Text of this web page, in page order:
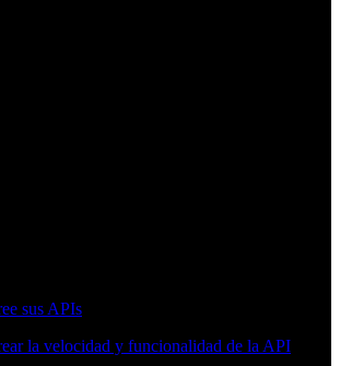
sus APIs
la velocidad y funcionalidad de la API